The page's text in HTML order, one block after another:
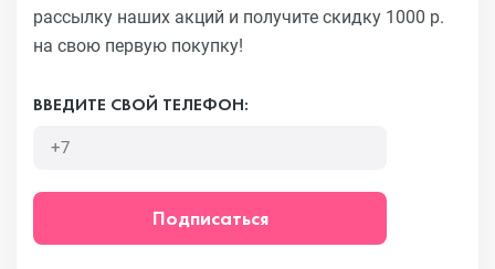
рассылку наших акций и получите скидку 1000 р.
на свою первую покупку!
ВВЕДИТЕ СВОЙ ТЕЛЕФОН:
Подписаться